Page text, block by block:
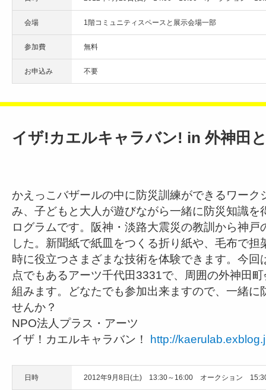
会場 1階コミュニティスペースと展示会場一部
参加費 無料
お申込み 不要
イザ!カエルキャラバン! in 外神田
かえっこバザールの中に防災訓練ができるワーク
み、子どもと大人が遊びながら一緒に防災知識を
ログラムです。阪神・淡路大震災の教訓から神戸
した。新聞紙で紙皿をつくる折り紙や、毛布で担
時に役立つさまざまな技術を体験できます。今回
点でもあるアーツ千代田3331で、周囲の外神田
組みます。どなたでも参加出来ますので、一緒に
せんか？
NPO法人プラス・アーツ
イザ！カエルキャラバン！
http://
日時 2012年9月8日(土) 13:30～16:00 オークション